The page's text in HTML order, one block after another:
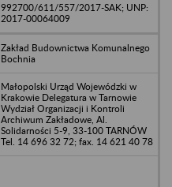
992700/611/557/2017-SAK; UNP:
2017-00064009
Zakład Budownictwa Komunalnego
Bochnia
Małopolski Urząd Wojewódzki w
Krakowie Delegatura w Tarnowie
Wydział Organizacji i Kontroli
Archiwum Zakładowe, Al.
Solidarności 5-9, 33-100 TARNÓW
Tel. 14 696 32 72; fax. 14 621 40 78